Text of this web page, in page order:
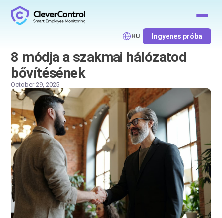
HU Ingyenes próba
8 módja a szakmai hálózatod
bővítésének
October 29, 2025